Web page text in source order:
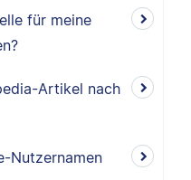
für meine
Artikel nach
Nutzernamen